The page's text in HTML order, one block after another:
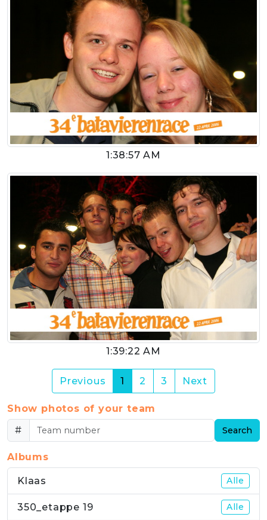
1:38:57 AM
1:39:22 AM
Previous 1 (current)
2 3 Next
Show photos of your team
#
Search
Albums
Klaas Alle
350_etappe 19 Alle